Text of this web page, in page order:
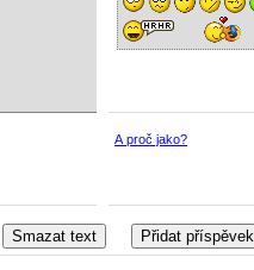
A proč jako?